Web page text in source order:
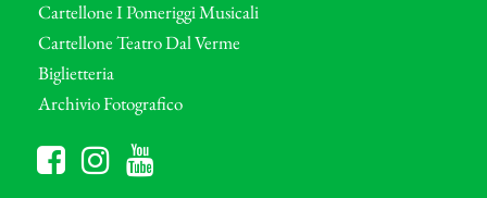
Cartellone I Pomeriggi Musicali
Cartellone Teatro Dal Verme
Biglietteria
Archivio Fotografico